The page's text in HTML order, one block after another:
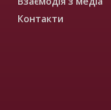
Контакти